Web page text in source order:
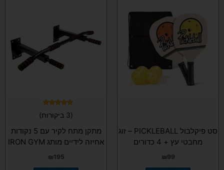
סט פיקלבול PICKLEBALL – זוג
מחבטי עץ + 4 כדורים
₪99
4.67
(3 ביקורות)
מתקן מתח לקיר עם 5 נקודות
אחיזה לידיים מותג IRON GYM
₪195